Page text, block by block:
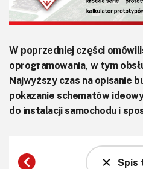
W poprzedniej części
oprogramowania, w tym
Najwyższy czas na opisanie
pokazanie schematów
do instalacji samochodu i
Spis